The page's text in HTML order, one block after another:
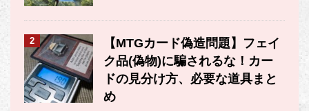
2
【MTGカード偽造問題】フェイ
ク品(偽物)に騙されるな！カー
ドの見分け方、必要な道具まと
め